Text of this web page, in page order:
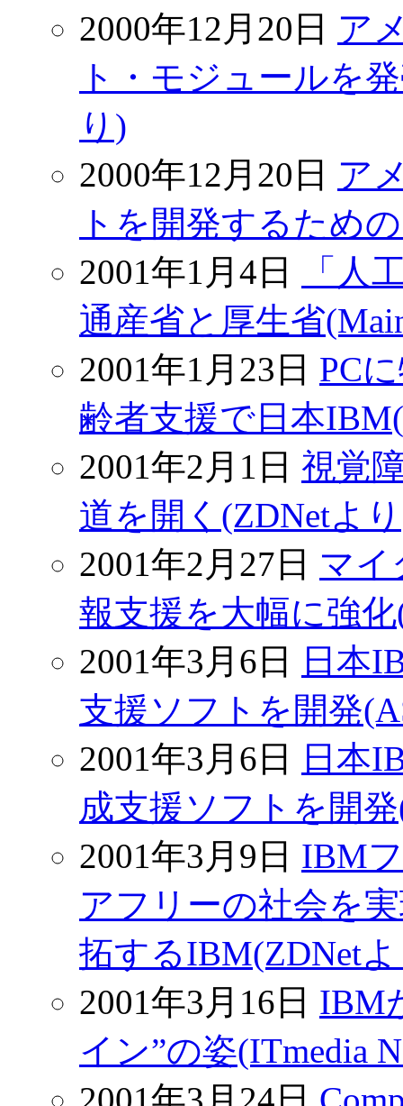
2000年12月20日 ア
ト・モジュールを
り)
2000年12月20日 ア
トを開発するため
2001年1月4日
「人
通産省と厚生省
2001年1月23日 PC
齢者支援で日本
2001年2月1日 視覚
道を開く(ZDNetよ
2001年2月27日 マイ
報支援を大幅に強
2001年3月6日
日本
支援ソフトを開発
2001年3月6日
日本
成支援ソフトを開
2001年3月9日 IBM
アフリーの社会を
拓するIBM(ZDNet
2001年3月16日 IBM
イン”の姿(ITmedia